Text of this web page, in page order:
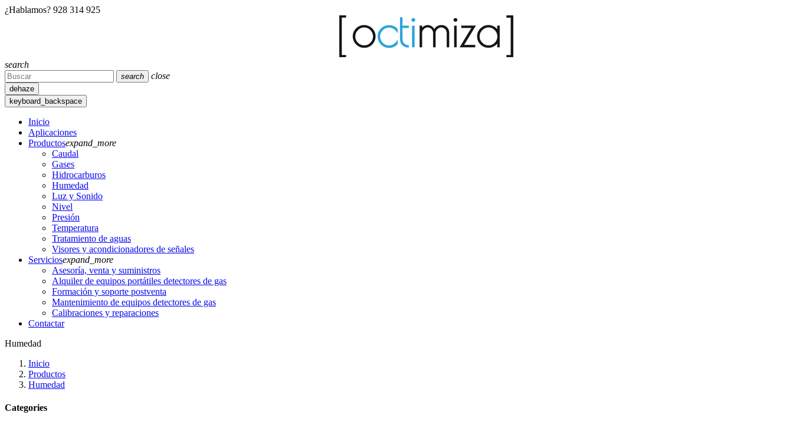
¿Hablamos? 928 314 925
search
search close
dehaze
keyboard_backspace
Inicio
Aplicaciones
Productosexpand_more
Caudal
Gases
Hidrocarburos
Humedad
Luz y Sonido
Nivel
Presión
Temperatura
Tratamiento de aguas
Visores y acondicionadores de señales
Serviciosexpand_more
Asesoría, venta y suministros
Alquiler de equipos portátiles detectores de gas
Formación y soporte postventa
Mantenimiento de equipos detectores de gas
Calibraciones y reparaciones
Contactar
Humedad
Inicio
Productos
Humedad
Categories